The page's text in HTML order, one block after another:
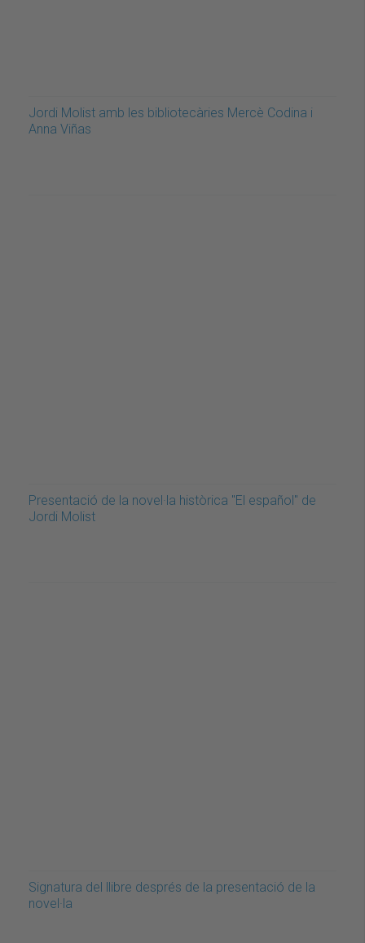
Jordi Molist amb les bibliotecàries Mercè Codina i
Anna Viñas
Presentació de la novel·la històrica "El español" de
Jordi Molist
Signatura del llibre després de la presentació de la
novel·la